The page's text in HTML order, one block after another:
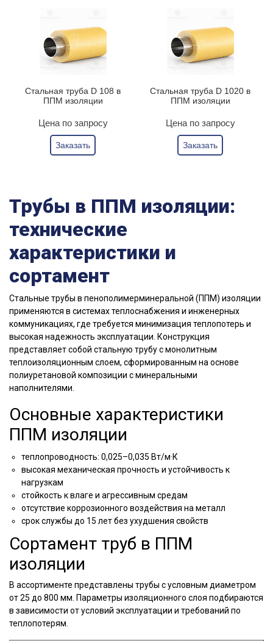
Стальная труба D 108 в
ППМ изоляции
Цена по запросу
Заказать
Стальная труба D 1020 в
ППМ изоляции
Цена по запросу
Заказать
Трубы в ППМ изоляции:
технические
характеристики и
сортамент
Стальные трубы в пенополимерминеральной (ППМ) изоляции
применяются в системах теплоснабжения и инженерных
коммуникациях, где требуется минимизация теплопотерь и
высокая надежность эксплуатации. Конструкция
представляет собой стальную трубу с монолитным
теплоизоляционным слоем, сформированным на основе
полиуретановой композиции с минеральными
наполнителями.
Основные характеристики
ППМ изоляции
теплопроводность: 0,025–0,035 Вт/м·К
высокая механическая прочность и устойчивость к
нагрузкам
стойкость к влаге и агрессивным средам
отсутствие коррозионного воздействия на металл
срок службы до 15 лет без ухудшения свойств
Сортамент труб в ППМ
изоляции
В ассортименте представлены трубы с условным диаметром
от 25 до 800 мм. Параметры изоляционного слоя подбираются
в зависимости от условий эксплуатации и требований по
теплопотерям.